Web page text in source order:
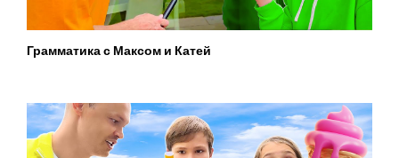
Грамматика с Максом и Катей